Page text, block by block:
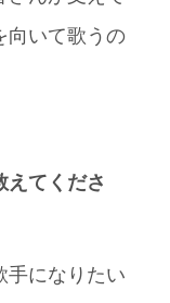
向いて歌うの
てくださ
手になりたい